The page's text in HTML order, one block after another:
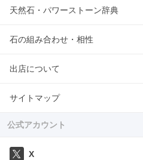
天然石・パワーストーン辞典
石の組み合わせ・相性
出店について
サイトマップ
公式アカウント
X